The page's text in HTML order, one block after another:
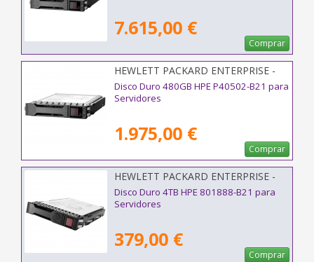
7.615,00 €
Comprar
HEWLETT PACKARD ENTERPRISE -
P40502-B21
Disco Duro 480GB HPE P40502-B21 para
Servidores
1.975,00 €
Comprar
HEWLETT PACKARD ENTERPRISE -
801888-B21
Disco Duro 4TB HPE 801888-B21 para
Servidores
379,00 €
Comprar